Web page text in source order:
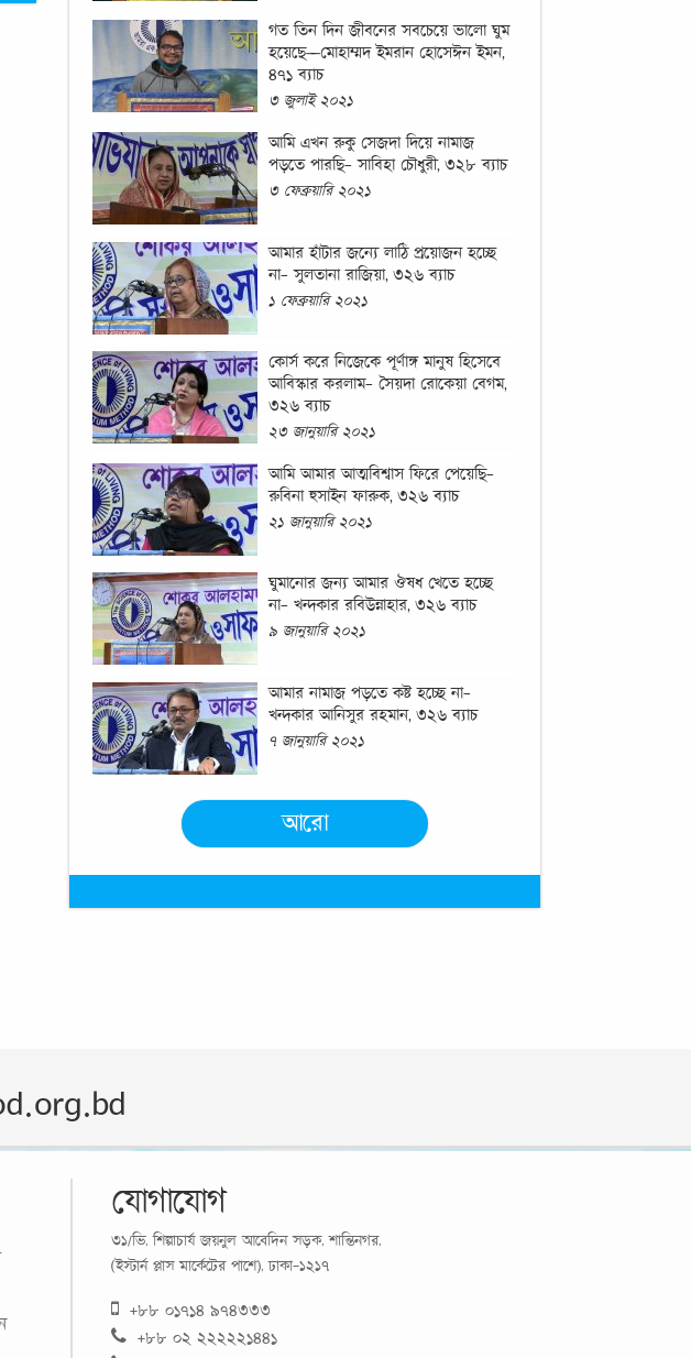
গত তিন দিন জীবনের সবচেয়ে ভালো ঘুম
হয়েছে—মোহাম্মদ ইমরান হোসেঈন ইমন,
৪৭১ ব্যাচ
৩ জুলাই ২০২১
আমি এখন রুকু সেজদা দিয়ে নামাজ
পড়তে পারছি- সাবিহা চৌধুরী, ৩২৮ ব্যাচ
৩ ফেব্রুয়ারি ২০২১
আমার হাঁটার জন্যে লাঠি প্রয়োজন হচ্ছে
না- সুলতানা রাজিয়া, ৩২৬ ব্যাচ
১ ফেব্রুয়ারি ২০২১
কোর্স করে নিজেকে পূর্ণাঙ্গ মানুষ হিসেবে
আবিস্কার করলাম- সৈয়দা রোকেয়া বেগম,
৩২৬ ব্যাচ
২৩ জানুয়ারি ২০২১
আমি আমার আত্মবিশ্বাস ফিরে পেয়েছি-
রুবিনা হুসাইন ফারুক, ৩২৬ ব্যাচ
২১ জানুয়ারি ২০২১
ঘুমানোর জন্য আমার ঔষধ খেতে হচ্ছে
না- খন্দকার রবিউন্নাহার, ৩২৬ ব্যাচ
৯ জানুয়ারি ২০২১
আমার নামাজ পড়তে কষ্ট হচ্ছে না-
খন্দকার আনিসুর রহমান, ৩২৬ ব্যাচ
৭ জানুয়ারি ২০২১
আরো
যোগাযোগ
৩১/ভি, শিল্পাচার্য জয়নুল আবেদিন সড়ক, শান্তিনগর,
(ইস্টার্ন প্লাস মার্কেটের পাশে), ঢাকা-১২১৭
+৮৮ ০১৭১৪ ৯৭৪৩৩৩
+৮৮ ০২ ২২২২২১৪৪১